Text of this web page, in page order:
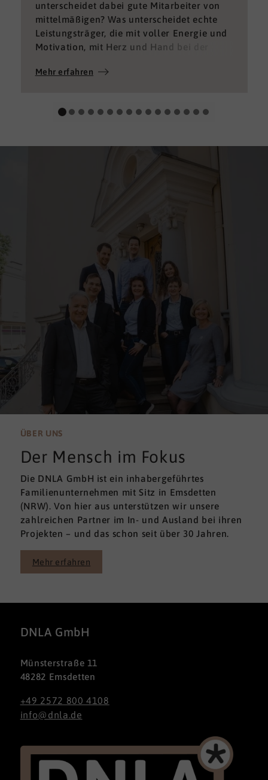
unterscheidet dabei gute Mitarbeiter von
mittelmäßigen? Was unterscheidet echte
Leistungsträger, die mit voller Energie und
Motivation, mit Herz und Hand bei der
„Job“ machen und von denen, die – aus
Mehr erfahren
ÜBER UNS
Der Mensch im Fokus
Die DNLA GmbH ist ein inhabergeführtes
Familienunternehmen mit Sitz in Emsdetten
(NRW). Von hier aus unterstützen wir unsere
zahlreichen Partner im In- und Ausland bei ihren
Projekten – und das schon seit über 30 Jahren.
Mehr erfahren
DNLA GmbH
Münsterstraße 11
48282 Emsdetten
+49 2572 800 4108
info@dnla.de